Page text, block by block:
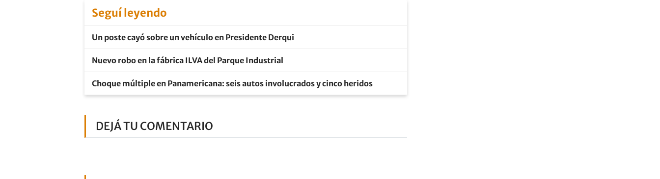
Seguí leyendo
Un poste cayó sobre un vehículo en Presidente Derqui
Nuevo robo en la fábrica ILVA del Parque Industrial
Choque múltiple en Panamericana: seis autos involucrados y cinco heridos
DEJÁ TU COMENTARIO